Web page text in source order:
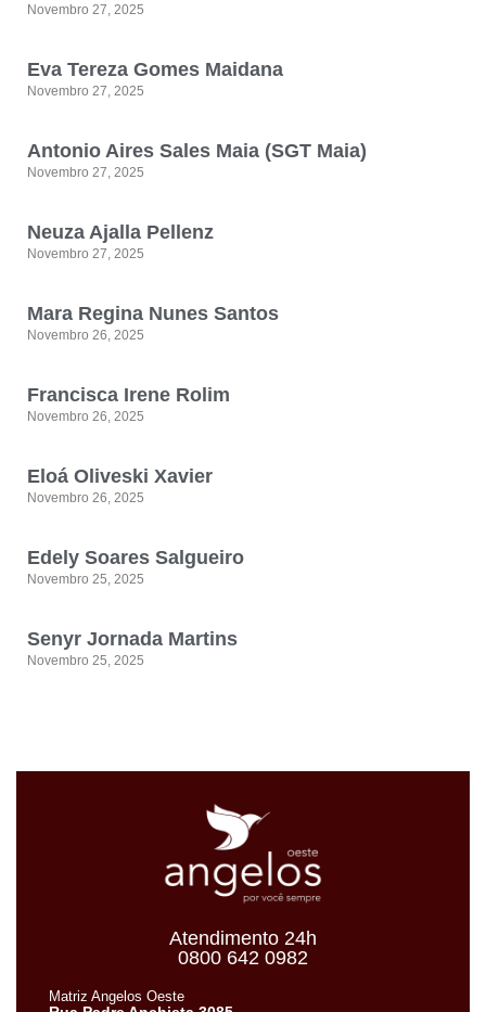
Novembro 27, 2025
Eva Tereza Gomes Maidana
Novembro 27, 2025
Antonio Aires Sales Maia (SGT Maia)
Novembro 27, 2025
Neuza Ajalla Pellenz
Novembro 27, 2025
Mara Regina Nunes Santos
Novembro 26, 2025
Francisca Irene Rolim
Novembro 26, 2025
Eloá Oliveski Xavier
Novembro 26, 2025
Edely Soares Salgueiro
Novembro 25, 2025
Senyr Jornada Martins
Novembro 25, 2025
Atendimento 24h
0800 642 0982
Matriz Angelos Oeste